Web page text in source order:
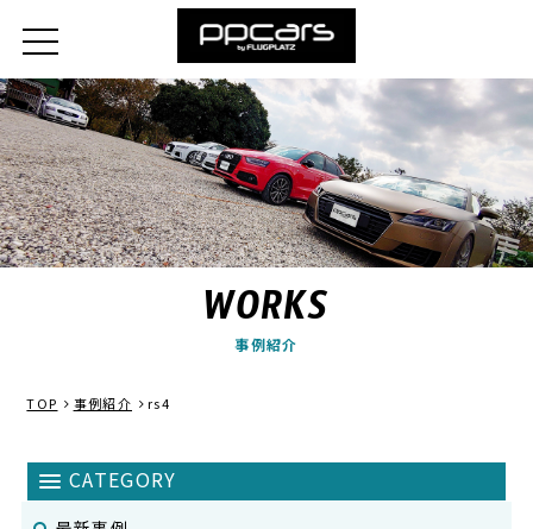
WORKS
事例紹介
TOP 事例紹介 rs4